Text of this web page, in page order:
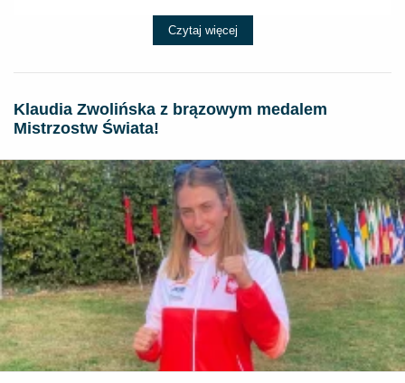
Czytaj więcej
Klaudia Zwolińska z brązowym medalem
Mistrzostw Świata!